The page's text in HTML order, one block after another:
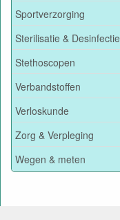
Sportverzorging
Sterilisatie & Desinfectie
Stethoscopen
Verbandstoffen
Verloskunde
Zorg & Verpleging
Wegen & meten